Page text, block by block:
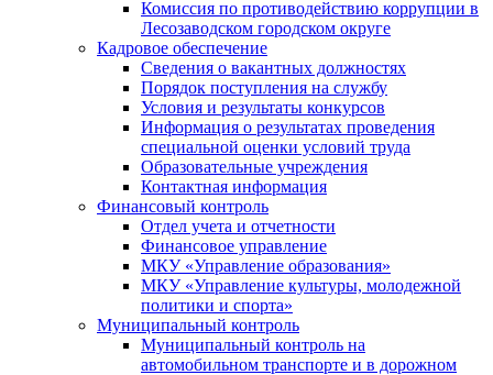
Комиссия по противодействию коррупции в
Лесозаводском городском округе
Кадровое обеспечение
Сведения о вакантных должностях
Порядок поступления на службу
Условия и результаты конкурсов
Информация о результатах проведения
специальной оценки условий труда
Образовательные учреждения
Контактная информация
Финансовый контроль
Отдел учета и отчетности
Финансовое управление
МКУ «Управление образования»
МКУ «Управление культуры, молодежной
политики и спорта»
Муниципальный контроль
Муниципальный контроль на
автомобильном транспорте и в дорожном